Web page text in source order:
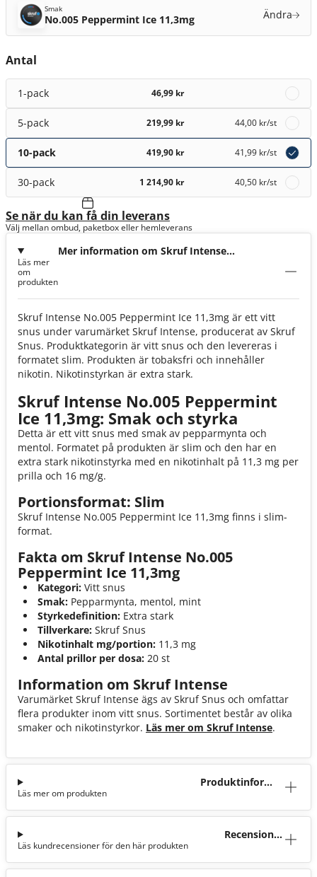
Smak
No.005 Peppermint Ice 11,3mg Ändra
Antal
1-pack 46,99 kr
5-pack 219,99 kr 44,00 kr/st
10-pack 419,90 kr 41,99 kr/st
30-pack 1 214,90 kr 40,50 kr/st
Se när du kan få din leverans
Välj mellan ombud, paketbox eller hemleverans
Mer information om Skruf Intense
Läs mer
om
produkten
Skruf Intense No.005 Peppermint Ice 11,3mg är ett vitt
snus under varumärket Skruf Intense, producerat av Skruf
Snus. Produktkategorin är vitt snus och den levereras i
formatet slim. Produkten är tobaksfri och innehåller
nikotin. Nikotinstyrkan är extra stark.
Skruf Intense No.005 Peppermint
Ice 11,3mg: Smak och styrka
Detta är ett vitt snus med smak av pepparmynta och
mentol. Formatet på produkten är slim och den har en
extra stark nikotinstyrka med en nikotinhalt på 11,3 mg per
prilla och 16 mg/g.
Portionsformat: Slim
Skruf Intense No.005 Peppermint Ice 11,3mg finns i slim-
format.
Fakta om Skruf Intense No.005
Peppermint Ice 11,3mg
Kategori: Vitt snus
Smak: Pepparmynta, mentol, mint
Styrkedefinition: Extra stark
Tillverkare: Skruf Snus
Nikotinhalt mg/portion: 11,3 mg
Antal prillor per dosa: 20 st
Information om Skruf Intense
Varumärket Skruf Intense ägs av Skruf Snus och omfattar
flera produkter inom vitt snus. Sortimentet består av olika
smaker och nikotinstyrkor. Läs mer om Skruf Intense.
Produktinforma
Läs mer om produkten
Recensioner
Läs kundrecensioner för den här produkten